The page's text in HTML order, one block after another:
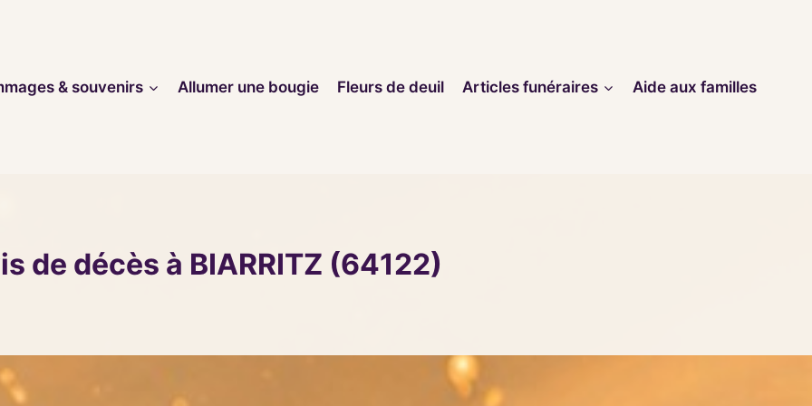
& souvenirs
Allumer une bougie Fleurs de deuil Articles funéraires Aide aux familles
de décès à BIARRITZ (64122)